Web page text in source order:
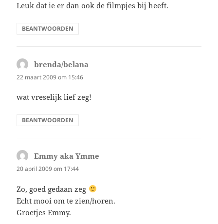
Leuk dat ie er dan ook de filmpjes bij heeft.
BEANTWOORDEN
brenda/belana
22 maart 2009 om 15:46
wat vreselijk lief zeg!
BEANTWOORDEN
Emmy aka Ymme
20 april 2009 om 17:44
Zo, goed gedaan zeg
Echt mooi om te zien/horen.
Groetjes Emmy.